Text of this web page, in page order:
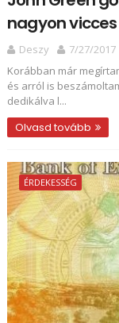
nagyon vicces
Deszy
7/27/2017
Korábban már
és arról is
dedikálva l...
Olvasd tovább
ÉRDEKESSÉG